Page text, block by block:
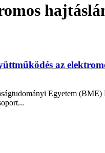
az
Egyetem